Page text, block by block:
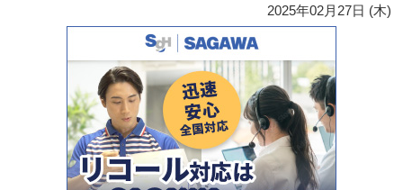
2025年02月27日 (木)